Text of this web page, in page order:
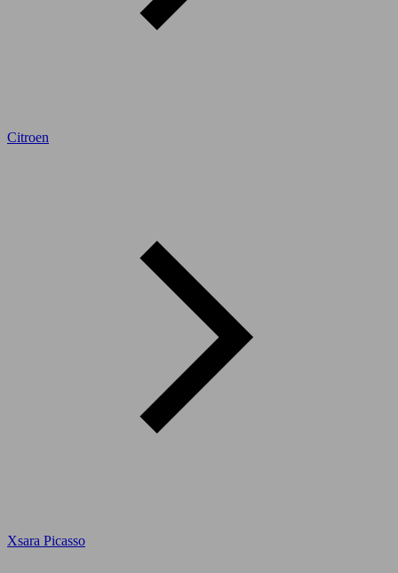
Citroen
Xsara Picasso